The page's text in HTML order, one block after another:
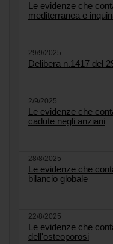
Le evidenze che
mediterranea e
29/9/2025
Delibera n.1417 del
2/9/2025
Le evidenze che
cadute negli anziani
28/8/2025
Le evidenze che
bilancio globale
22/8/2025
Le evidenze che
dell'osteoporosi